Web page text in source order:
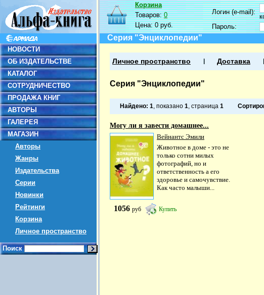
НОВОСТИ
ОБ ИЗДАТЕЛЬСТВЕ
КАТАЛОГ
СОТРУДНИЧЕСТВО
ПРОДАЖА КНИГ
АВТОРЫ
ГАЛЕРЕЯ
МАГАЗИН
Авторы
Жанры
Издательства
Серии
Новинки
Рейтинги
Корзина
Личное пространство
Поиск
Корзина
Товаров:0
Цена:0 руб.
Логин (e-mail):
Пароль:
Серия "Энциклопедии"
Личное пространство Доставка
Серия "Энциклопедии"
Найдено: 1, показано 1, страница 1
Могу ли я завести домашнее...
Вейнантс Эмили
Животное в доме - это не
только сотни милых
фотографий, но и
ответственность а его
здоровье и самочувствие.
Как часто малыши...
1056 руб Купить